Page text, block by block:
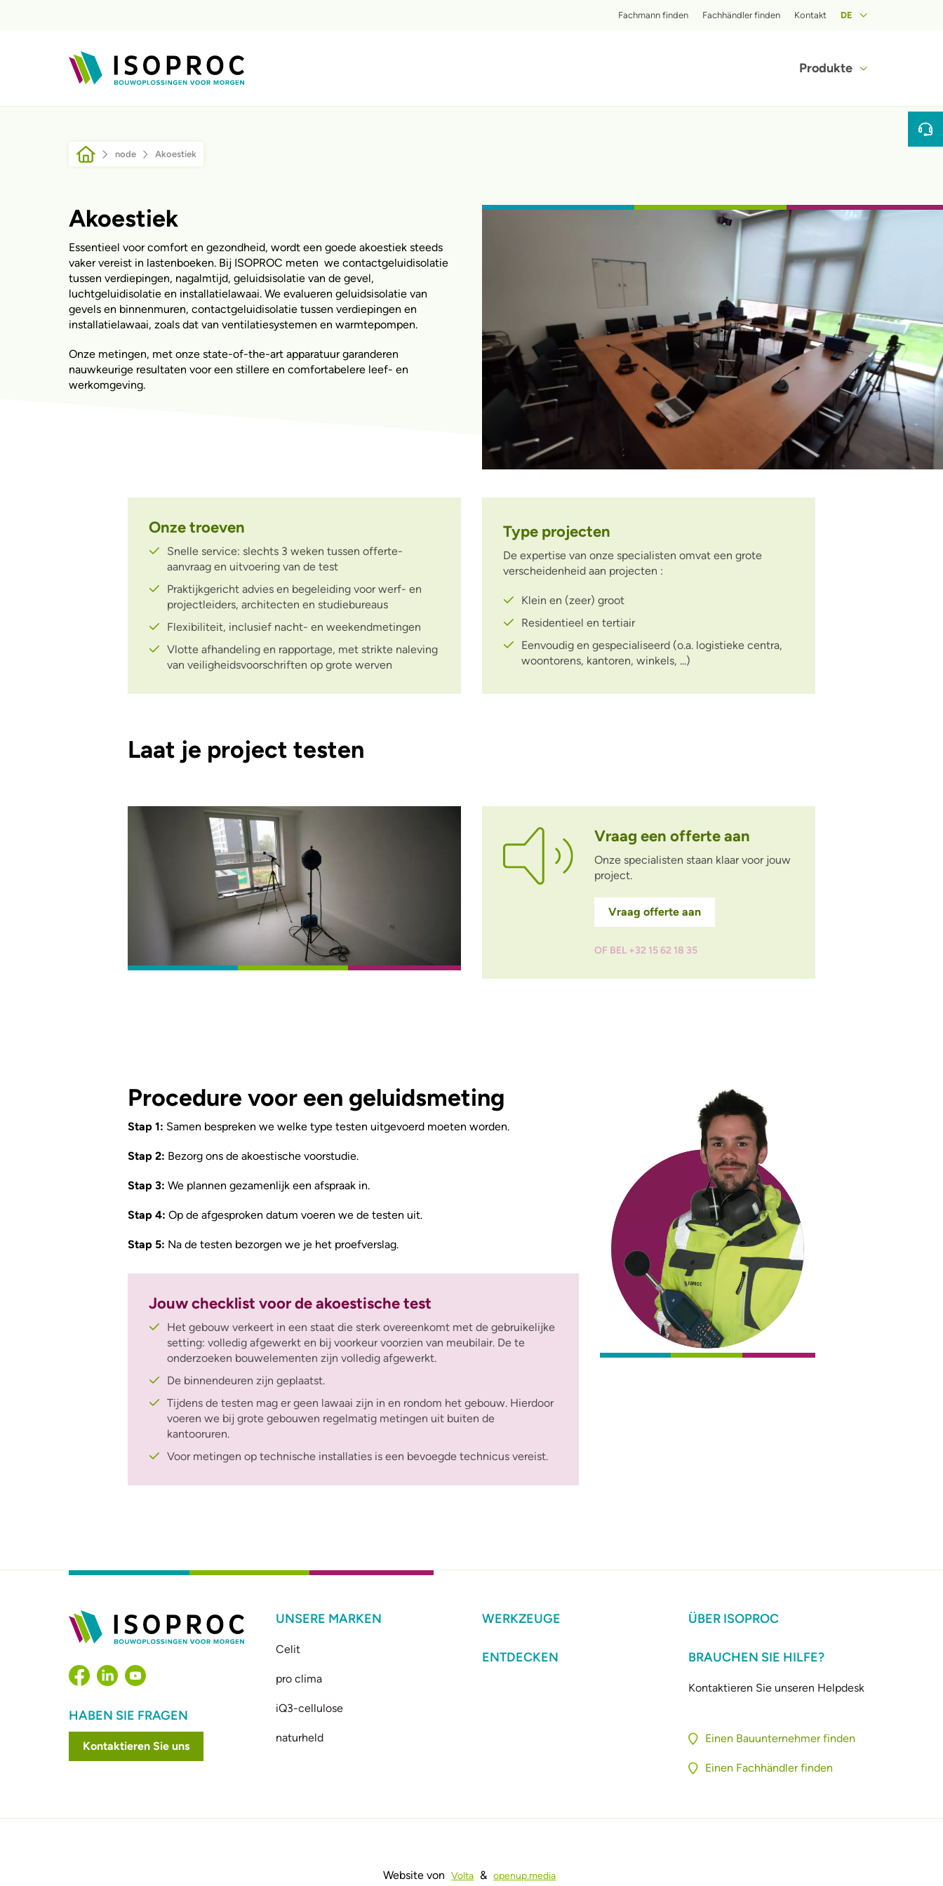
Top menu
Fachmann finden Fachhändler finden Kontakt DE
Produkte
Pfadnavigation
node Akoestiek
Akoestiek
Essentieel voor comfort en gezondheid, wordt een goede akoestiek steeds
vaker vereist in lastenboeken. Bij ISOPROC meten we contactgeluidisolatie
tussen verdiepingen, nagalmtijd, geluidsisolatie van de gevel,
luchtgeluidisolatie en installatielawaai. We evalueren geluidsisolatie van
gevels en binnenmuren, contactgeluidisolatie tussen verdiepingen en
installatielawaai, zoals dat van ventilatiesystemen en warmtepompen.
Onze metingen, met onze state-of-the-art apparatuur garanderen
nauwkeurige resultaten voor een stillere en comfortabelere leef- en
werkomgeving.
Onze troeven
Snelle service: slechts 3 weken tussen offerte-
aanvraag en uitvoering van de test
Praktijkgericht advies en begeleiding voor werf- en
projectleiders, architecten en studiebureaus
Flexibiliteit, inclusief nacht- en weekendmetingen
Vlotte afhandeling en rapportage, met strikte naleving
van veiligheidsvoorschriften op grote werven
Type projecten
De expertise van onze specialisten omvat een grote
verscheidenheid aan projecten :
Klein en (zeer) groot
Residentieel en tertiair
Eenvoudig en gespecialiseerd (o.a. logistieke centra,
woontorens, kantoren, winkels, ...)
Laat je project testen
Vraag een offerte aan
Onze specialisten staan klaar voor jouw
project.
Vraag offerte aan
OF BEL +32 15 62 18 35
Procedure voor een geluidsmeting
Stap 1: Samen bespreken we welke type testen uitgevoerd moeten worden.
Stap 2: Bezorg ons de akoestische voorstudie.
Stap 3: We plannen gezamenlijk een afspraak in.
Stap 4: Op de afgesproken datum voeren we de testen uit.
Stap 5: Na de testen bezorgen we je het proefverslag.
Jouw checklist voor de akoestische test
Het gebouw verkeert in een staat die sterk overeenkomt met de gebruikelijke
setting: volledig afgewerkt en bij voorkeur voorzien van meubilair. De te
onderzoeken bouwelementen zijn volledig afgewerkt.
De binnendeuren zijn geplaatst.
Tijdens de testen mag er geen lawaai zijn in en rondom het gebouw. Hierdoor
voeren we bij grote gebouwen regelmatig metingen uit buiten de
kantooruren.
Voor metingen op technische installaties is een bevoegde technicus vereist.
HABEN SIE FRAGEN
Kontaktieren Sie uns
UNSERE MARKEN
Celit
pro clima
iQ3-cellulose
naturheld
WERKZEUGE
ENTDECKEN
ÜBER ISOPROC
BRAUCHEN SIE HILFE?
Kontaktieren Sie unseren Helpdesk
Einen Bauunternehmer finden
Einen Fachhändler finden
Website von Volta & openup.media